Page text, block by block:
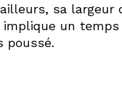
sa largeur
implique un
poussé.